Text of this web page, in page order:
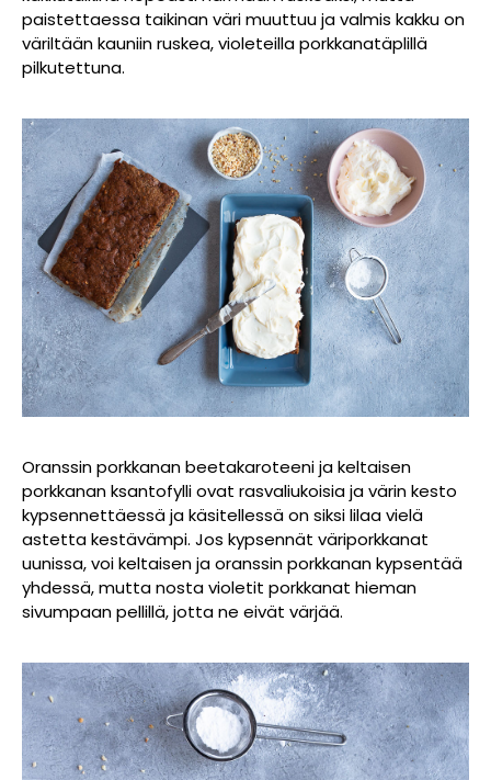
paistettaessa taikinan väri muuttuu ja valmis kakku on
väriltään kauniin ruskea, violeteilla porkkanatäplillä
pilkutettuna.
Oranssin porkkanan beetakaroteeni ja keltaisen
porkkanan ksantofylli ovat rasvaliukoisia ja värin kesto
kypsennettäessä ja käsitellessä on siksi lilaa vielä
astetta kestävämpi. Jos kypsennät väriporkkanat
uunissa, voi keltaisen ja oranssin porkkanan kypsentää
yhdessä, mutta nosta violetit porkkanat hieman
sivumpaan pellillä, jotta ne eivät värjää.